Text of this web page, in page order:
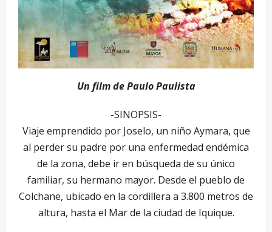
Un film de Paulo Paulista
-SINOPSIS-
Viaje emprendido por Joselo, un niño Aymara, que
al perder su padre por una enfermedad endémica
de la zona, debe ir en búsqueda de su único
familiar, su hermano mayor. Desde el pueblo de
Colchane, ubicado en la cordillera a 3.800 metros de
altura, hasta el Mar de la ciudad de Iquique.